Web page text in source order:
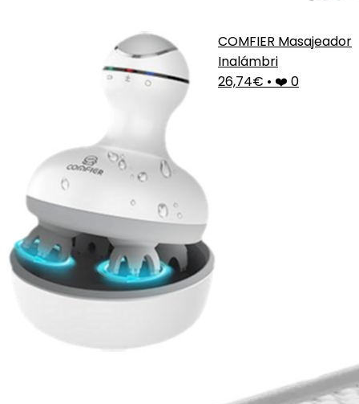
COMFIER Masajeador
Inalámbri
26,74€ • ❤️ 0